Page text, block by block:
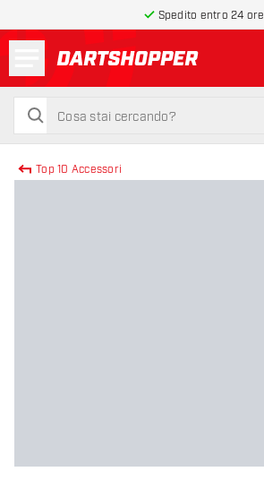
Spedito entro 24 ore
torna alla home page
cerca
cerca
Top 10 Accessori